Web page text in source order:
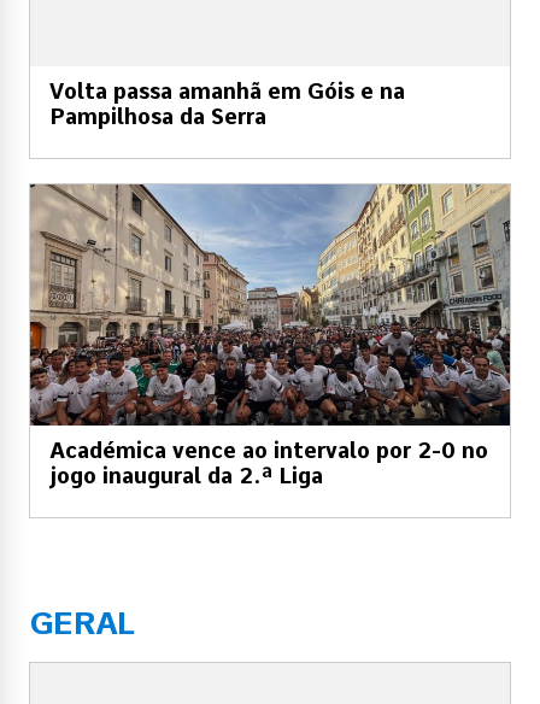
Volta passa amanhã em Góis e na
Pampilhosa da Serra
Académica vence ao intervalo por 2-0 no
jogo inaugural da 2.ª Liga
GERAL